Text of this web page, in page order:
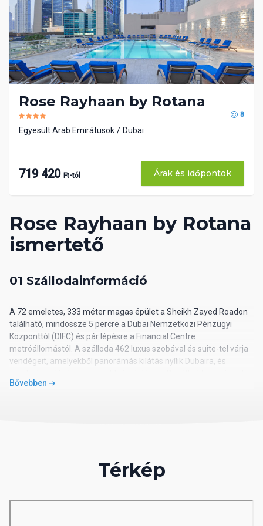
Rose Rayhaan by Rotana
ismertető
01 Szállodainformáció
A 72 emeletes, 333 méter magas épület a Sheikh Zayed Roadon
található, mindössze 5 percre a Dubai Nemzetközi Pénzügyi
Központtól (DIFC) és pár lépésre a Financial Centre
metróállomástól. A szálloda 462 luxus szobával és suite-tel várja
vendégeit, amelyekből panorámás kilátás nyílik Dubaira, és
valamint közel van a világ legnagyobb bevásárlóközpontjához, a
távolság a repülőtértől: kb. 34 km
Bővebben
Rose Rayhaan by Rotana
8
Egyesült Arab Emirátusok Dubai
719 420 Ft-tól Árak és időpontok
Térkép